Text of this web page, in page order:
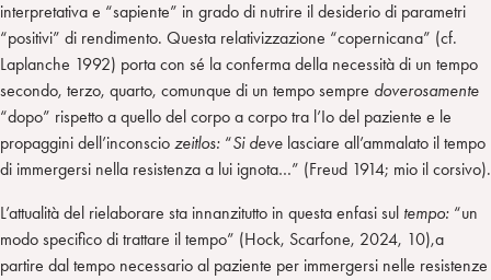
interpretativa e “sapiente” in grado di nutrire il desiderio di parametri
“positivi” di rendimento. Questa relativizzazione “copernicana” (cf.
Laplanche 1992) porta con sé la conferma della necessità di un tempo
secondo, terzo, quarto, comunque di un tempo sempre doverosamente
“dopo” rispetto a quello del corpo a corpo tra l’Io del paziente e le
propaggini dell’inconscio zeitlos: “Si deve lasciare all’ammalato il tempo
di immergersi nella resistenza a lui ignota…” (Freud 1914; mio il corsivo).
L’attualità del rielaborare sta innanzitutto in questa enfasi sul tempo: “un
modo specifico di trattare il tempo” (Hock, Scarfone, 2024, 10),a
partire dal tempo necessario al paziente per immergersi nelle resistenze